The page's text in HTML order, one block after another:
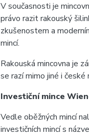
V současnosti je
právo razit rakouský
zkušenostem a
mincí.
Rakouská mincovna je
se razí mimo jiné i české
Investiční mince
Vedle oběžných mincí
investičních mincí s